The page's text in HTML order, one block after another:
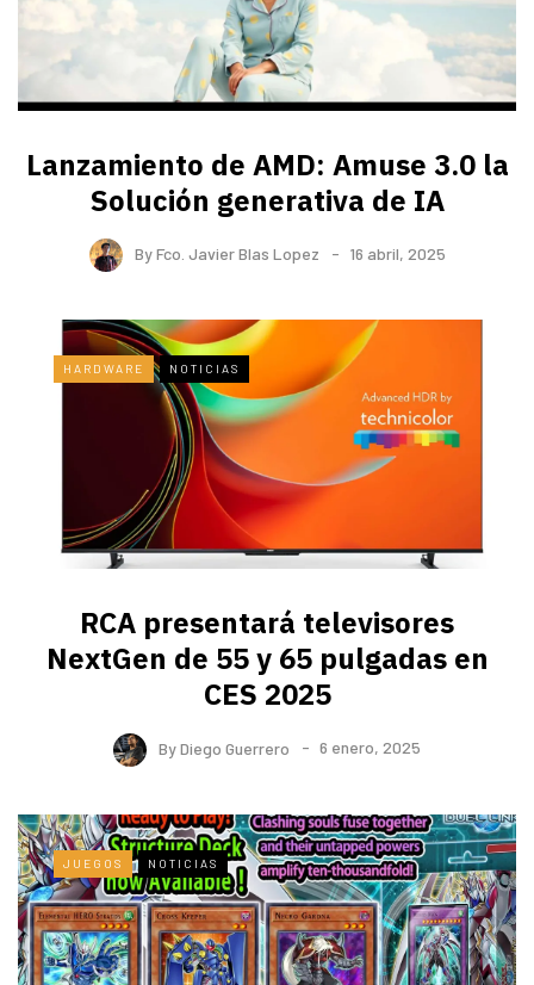
Lanzamiento de AMD: Amuse 3.0 la
Solución generativa de IA
ByFco. Javier Blas Lopez 16 abril, 2025
HARDWARE NOTICIAS
RCA presentará televisores
NextGen de 55 y 65 pulgadas en
CES 2025
ByDiego Guerrero 6 enero, 2025
JUEGOS NOTICIAS